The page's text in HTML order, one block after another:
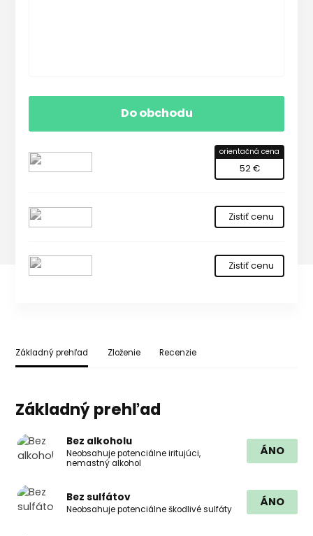
Do obchodu
orientačná cena
52 €
Zistiť cenu
Zistiť cenu
Základný prehľad Zloženie Recenzie
Základný prehľad
Bez alkoholu
Neobsahuje potenciálne iritujúci,
nemastný alkohol
ÁNO
Bez sulfátov
Neobsahuje potenciálne škodlivé sulfáty
ÁNO